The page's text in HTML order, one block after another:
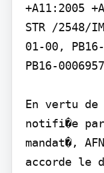
+A11:2005
STR /2548/
01-00,
PB16-
En vertu
notifi�e par
mandat�,
accorde le